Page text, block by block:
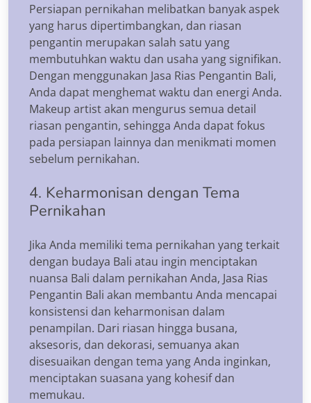
Persiapan pernikahan melibatkan banyak aspek
yang harus dipertimbangkan, dan riasan
pengantin merupakan salah satu yang
membutuhkan waktu dan usaha yang signifikan.
Dengan menggunakan Jasa Rias Pengantin Bali,
Anda dapat menghemat waktu dan energi Anda.
Makeup artist akan mengurus semua detail
riasan pengantin, sehingga Anda dapat fokus
pada persiapan lainnya dan menikmati momen
sebelum pernikahan.
4. Keharmonisan dengan Tema
Pernikahan
Jika Anda memiliki tema pernikahan yang terkait
dengan budaya Bali atau ingin menciptakan
nuansa Bali dalam pernikahan Anda, Jasa Rias
Pengantin Bali akan membantu Anda mencapai
konsistensi dan keharmonisan dalam
penampilan. Dari riasan hingga busana,
aksesoris, dan dekorasi, semuanya akan
disesuaikan dengan tema yang Anda inginkan,
menciptakan suasana yang kohesif dan
memukau.